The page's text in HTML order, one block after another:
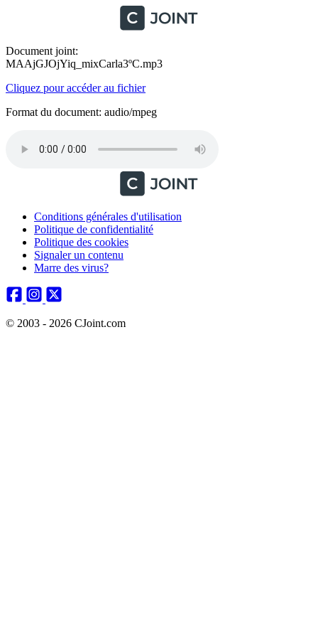
Document joint:
MAAjGJOjYiq_mixCarla3ºC.mp3
Cliquez pour accéder au fichier
Format du document: audio/mpeg
Conditions générales d'utilisation
Politique de confidentialité
Politique des cookies
Signaler un contenu
Marre des virus?
© 2003 - 2026 CJoint.com